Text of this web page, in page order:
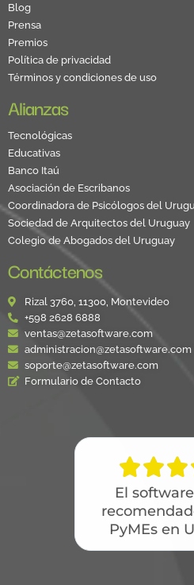
Blog
Prensa
Premios
Política de privacidad
Términos y condiciones de uso
Alianzas
Tecnológicas
Educativas
Banco Itaú
Asociación de Escribanos
Coordinadora de Psicólogos del
Sociedad de Arquitectos del Uruguay
Colegio de Abogados del Uruguay
Contáctenos
Rizal 3760, 11300, Montevideo
+598 2628 6888
ventas@zetasoftware.com
administracion@zetasoftware.com
soporte@zetasoftware.com
Formulario de Contacto

El
PyMEs en